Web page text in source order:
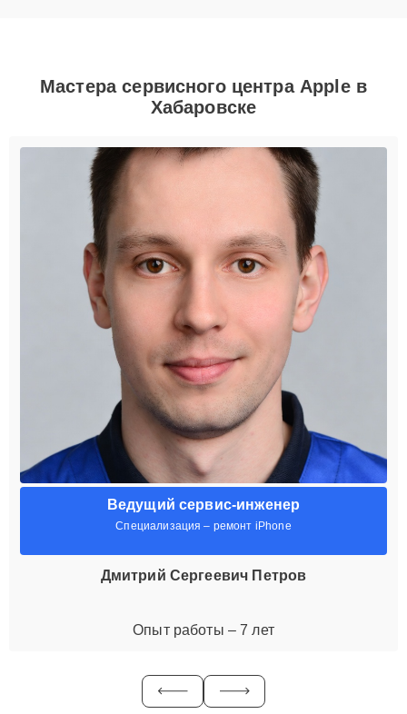
Мастера сервисного центра Apple в
Хабаровске
Ведущий сервис-инженер
Специализация – ремонт iPhone
Дмитрий Сергеевич Петров
Опыт работы – 7 лет